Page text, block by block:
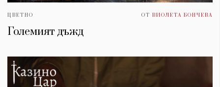
ЦВЕТНО ОТ ВИОЛЕТА БОНЧЕВА
Големият дъжд